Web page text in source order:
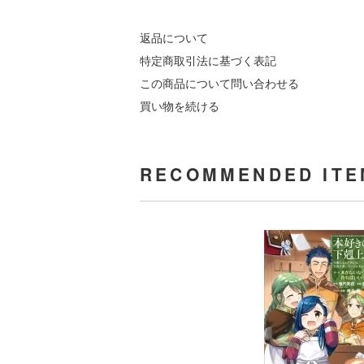
返品について
特定商取引法に基づく表記
この商品について問い合わせる
買い物を続ける
RECOMMENDED